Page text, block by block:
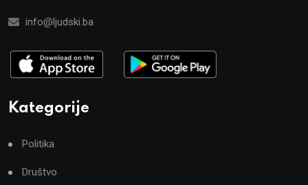
info@ljudski.ba
Kategorije
Politika
Društvo